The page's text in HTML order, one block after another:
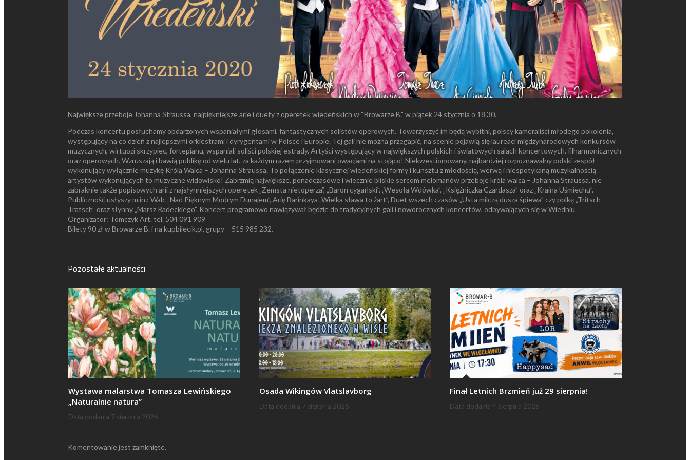
Największe przeboje Johanna Straussa, najpiękniejsze arie i duety z operetek wiedeńskich w “Browarze B.” w piątek 24 stycznia o 18.30.
Podczas koncertu posłuchamy obdarzonych wspaniałymi głosami, fantastycznych solistów operowych. Towarzyszyć im będą wybitni, polscy kameraliści młodego pokolenia,
występujący na co dzień z najlepszymi orkiestrami i dyrygentami w Polsce i Europie. Tej gali nie można przegapić, na scenie pojawią się laureaci międzynarodowych konkursów
muzycznych, wirtuozi skrzypiec, fortepianu, wspaniali soliści polskiej estrady. Artyści występujący w największych polskich i światowych salach koncertowych, filharmonicznych
oraz operowych. Wzruszają i bawią publikę od wielu lat, za każdym razem przyjmowani owacjami na stojąco! Niekwestionowany, najbardziej rozpoznawalny polski zespół
wykonujący wyłącznie muzykę Króla Walca – Johanna Straussa. To połączenie klasycznej wiedeńskiej formy i kunsztu z młodością, werwą i niespotykaną muzykalnością
artystów wykonujących to muzyczne widowisko! Zabrzmią największe, ponadczasowe i wiecznie bliskie sercom melomanów przeboje króla walca – Johanna Straussa, nie
zabraknie także popisowych arii z najsłynniejszych operetek „Zemsta nietoperza”, „Baron cygański”, „Wesoła Wdówka”, „Księżniczka Czardasza” oraz „Kraina Uśmiechu”.
Publiczność usłyszy m.in.: Walc „Nad Pięknym Modrym Dunajem”, Arię Barinkaya „Wielka sława to żart”, Duet wszech czasów „Usta milczą dusza śpiewa” czy polkę „Tritsch-
Tratsch” oraz słynny „Marsz Radeckiego”. Koncert programowo nawiązywał będzie do tradycyjnych gali i noworocznych koncertów, odbywających się w Wiedniu.
Organizator: Tomczyk Art. tel. 504 091 909
Bilety 90 zł w Browarze B. i na kupbilecik.pl, grupy – 515 985 232.
Pozostałe aktualności
Wystawa malarstwa Tomasza Lewińskiego
„Naturalnie natura”
Data dodania 7 sierpnia 2026
Osada Wikingów Vlatslavborg
Data dodania 7 sierpnia 2026
Finał Letnich Brzmień już 29 sierpnia!
Data dodania 4 sierpnia 2026
Komentowanie jest zamknięte.